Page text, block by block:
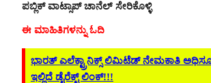
ಪಬ್ಲಿಕ್ ವಾಟ್ಸಾಪ್ ಚಾನೆಲ್ ಸೇರಿಕೊಳ್ಳಿ
ಈ ಮಾಹಿತಿಗಳನ್ನು ಓದಿ
ಭಾರತ್ ಎಲೆಕ್ಟ್ರಾನಿಕ್ಸ್ ಲಿಮಿಟೆಡ್ ನೇಮಕಾತಿ
ಇಲ್ಲಿದೆ ಡೈರೆಕ್ಟ್ ಲಿಂಕ್!!!